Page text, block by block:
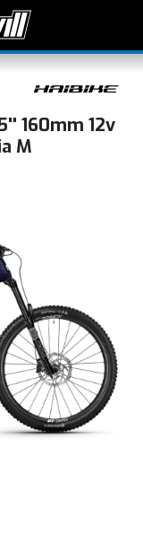
160mm 12v
M